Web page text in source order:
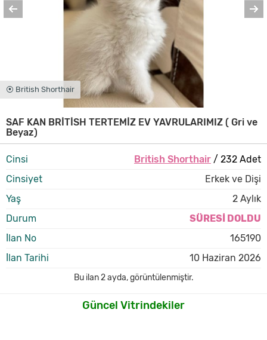
⦿ British Shorthair
SAF KAN BRİTİSH TERTEMİZ EV YAVRULARIMIZ ( Gri ve
Beyaz)
Cinsi British Shorthair/ 232 Adet
Cinsiyet
Erkek ve Dişi
Yaş
2 Aylık
Durum
SÜRESİ DOLDU
İlan No
165190
İlan Tarihi
10 Haziran 2026
Bu ilan2 ayda,görüntülenmiştir.
Güncel Vitrindekiler